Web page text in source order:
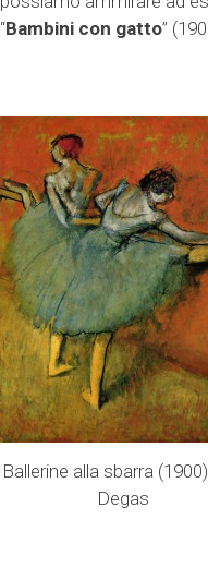
“Bambini con gatto”
Ballerine alla sbarra
Degas